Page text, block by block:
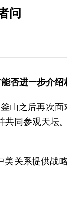
问
否进一步介绍
山之后再次
同参观天坛
关系提供战